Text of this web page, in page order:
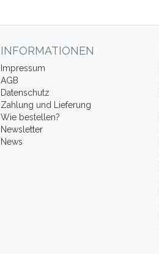
INFORMATIONEN
Impressum
AGB
Datenschutz
Zahlung und Lieferung
Wie bestellen?
Newsletter
News